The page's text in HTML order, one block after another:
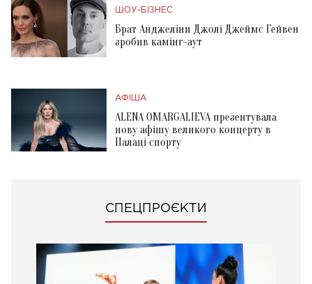
ШОУ-БІЗНЕС
Брат Анджеліни Джолі Джеймс Гейвен
зробив камінг-аут
АФІША
ALENA OMARGALIEVA презентувала
нову афішу великого концерту в
Палаці спорту
СПЕЦПРОЄКТИ